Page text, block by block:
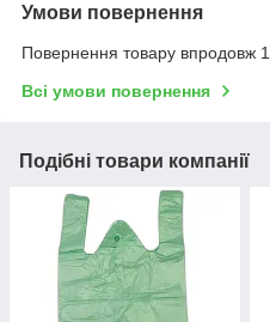
Умови повернення
Повернення товару впродовж
Всі умови повернення
Подібні товари компанії